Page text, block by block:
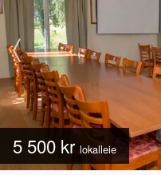
5 500 kr lokalleie